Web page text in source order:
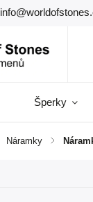
Šperky
Náramky /